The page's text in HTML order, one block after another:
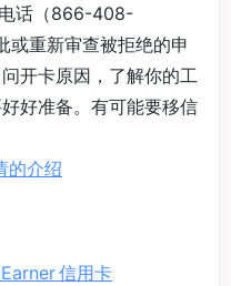
话（866-408-
或重新审查被拒绝的申
开卡原因，了解你的工
好准备。有可能要移信
的介绍
信用卡